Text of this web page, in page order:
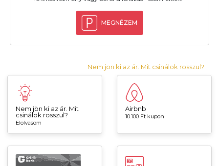
MEGNÉZEM
Nem jön ki az ár. Mit csinálok rosszul?
Nem jön ki az ár. Mit
csinálok rosszul?
Elolvasom
Airbnb
10.100 Ft kupon